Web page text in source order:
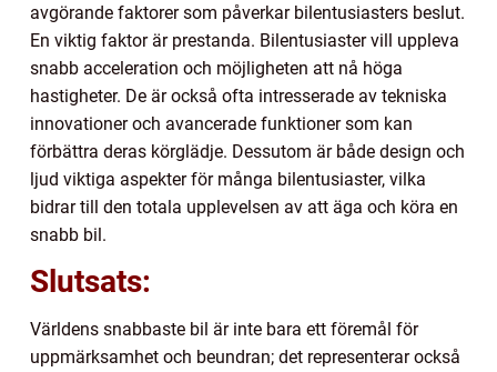
avgörande faktorer som påverkar bilentusiasters beslut.
En viktig faktor är prestanda. Bilentusiaster vill uppleva
snabb acceleration och möjligheten att nå höga
hastigheter. De är också ofta intresserade av tekniska
innovationer och avancerade funktioner som kan
förbättra deras körglädje. Dessutom är både design och
ljud viktiga aspekter för många bilentusiaster, vilka
bidrar till den totala upplevelsen av att äga och köra en
snabb bil.
Slutsats:
Världens snabbaste bil är inte bara ett föremål för
uppmärksamhet och beundran; det representerar också